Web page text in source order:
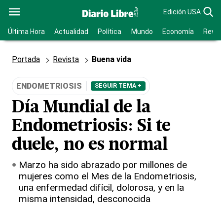
Edición USA
Última Hora Actualidad Política Mundo Economía
Portada Revista Buena vida
ENDOMETRIOSIS SEGUIR TEMA +
Día Mundial de la
Endometriosis: Si te
duele, no es normal
Marzo ha sido abrazado por millones de
mujeres como el Mes de la Endometriosis,
una enfermedad difícil, dolorosa, y en la
misma intensidad, desconocida